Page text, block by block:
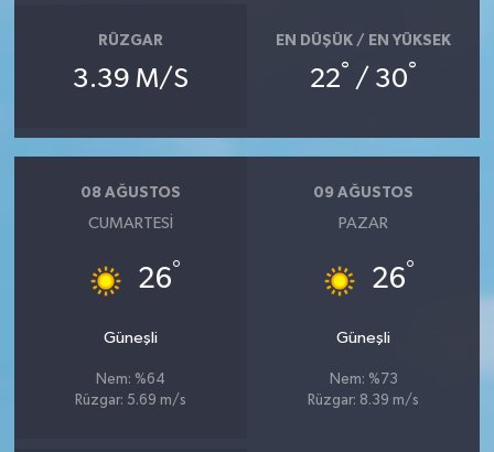
RÜZGAR
3.39 M/S
EN DÜŞÜK / EN YÜKSEK
22° / 30°
08 AĞUSTOS
CUMARTESI
26°
Güneşli
Nem: %64
Rüzgar: 5.69 m/s
09 AĞUSTOS
PAZAR
26°
Güneşli
Nem: %73
Rüzgar: 8.39 m/s